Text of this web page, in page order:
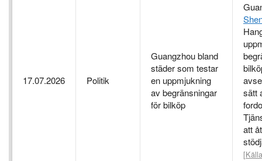
17.07.2026 Politik
Guangzhou bland
städer som testar
en uppmjukning
av begränsningar
för bilköp
sätt
att